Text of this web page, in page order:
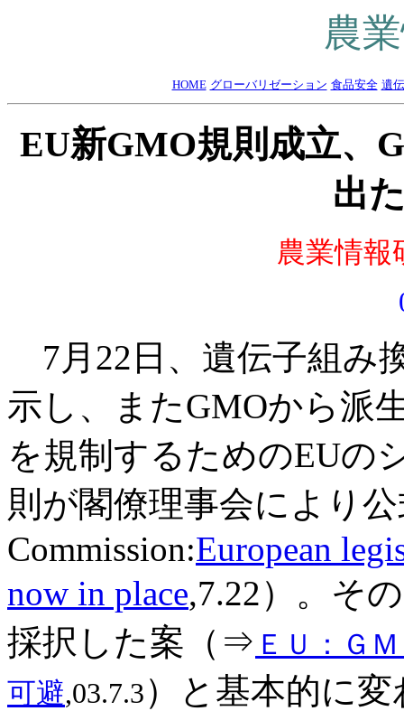
農
HOME グローバリゼーション 食品安全 遺
EU新GMO規則成立、
出
農業情報
7月22日、遺伝子組み
示し、またGMOから派
を規制するためのEUの
則が閣僚理事会により
Commission:European
now in place,7.22）。そ
採択した案（⇒ ＥＵ：Ｇ
可避,03.7.3 ）と基本的に